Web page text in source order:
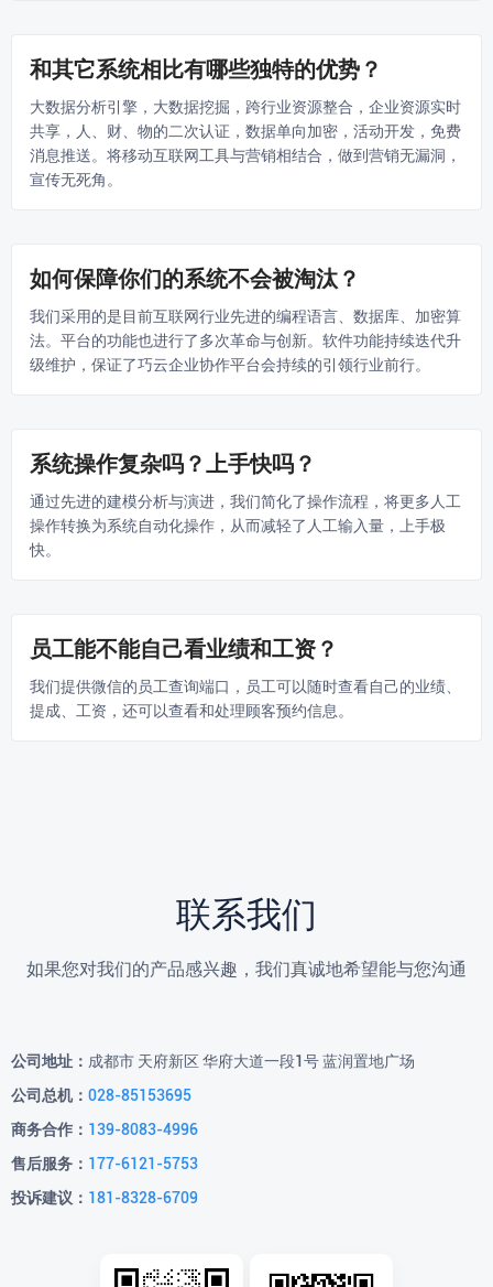
和其它系统相比有哪些独特的优势？
大数据分析引擎，大数据挖掘，跨行业资源整合，企业资源实时
共享，人、财、物的二次认证，数据单向加密，活动开发，免费
消息推送。将移动互联网工具与营销相结合，做到营销无漏洞，
宣传无死角。
如何保障你们的系统不会被淘汰？
我们采用的是目前互联网行业先进的编程语言、数据库、加密算
法。平台的功能也进行了多次革命与创新。软件功能持续迭代升
级维护，保证了巧云企业协作平台会持续的引领行业前行。
系统操作复杂吗？上手快吗？
通过先进的建模分析与演进，我们简化了操作流程，将更多人工
操作转换为系统自动化操作，从而减轻了人工输入量，上手极
快。
员工能不能自己看业绩和工资？
我们提供微信的员工查询端口，员工可以随时查看自己的业绩、
提成、工资，还可以查看和处理顾客预约信息。
联系我们
如果您对我们的产品感兴趣，我们真诚地希望能与您沟通
公司地址： 成都市 天府新区 华府大道一段1号 蓝润置地广场
公司总机： 028-85153695
商务合作： 139-8083-4996
售后服务： 177-6121-5753
投诉建议： 181-8328-6709